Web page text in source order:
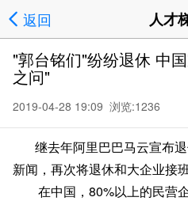
返回 人才
"郭台铭们"纷纷退休 中
之问"
2019-04-28 19:09 浏览:1236
继去年阿里巴巴马云宣布退
新闻，再次将退休和大企业接
在中国，80%以上的民营